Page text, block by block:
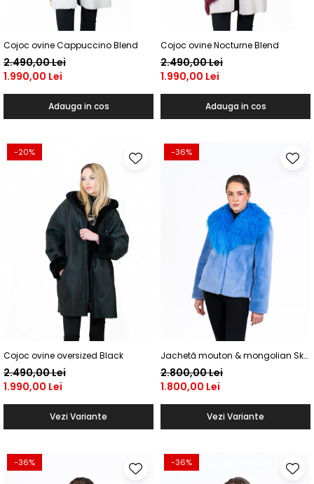
Shearling
Haine blană - diverse
Veste
Accesorii
Etole de blană
Cojoc ovine Cappuccino Blend
2.490,00 Lei
1.990,00 Lei
Adauga in cos
Cojoc ovine Nocturne Blend
2.490,00 Lei
1.990,00 Lei
Adauga in cos
-20%
Cojoc ovine oversized Black
2.490,00 Lei
1.990,00 Lei
Vezi Variante
-36%
Jachetă mouton & mongolian Sky
Blue
2.800,00 Lei
1.800,00 Lei
Vezi Variante
-36% -36%